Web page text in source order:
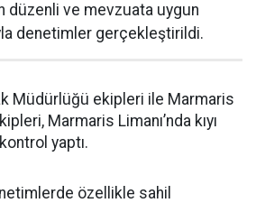
düzenli ve mevzuata uygun
denetimler gerçekleştirildi.
Müdürlüğü ekipleri ile Marmaris
Marmaris Limanı’nda kıyı
yaptı.
özellikle sahil